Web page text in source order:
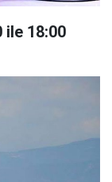
ile 18:00